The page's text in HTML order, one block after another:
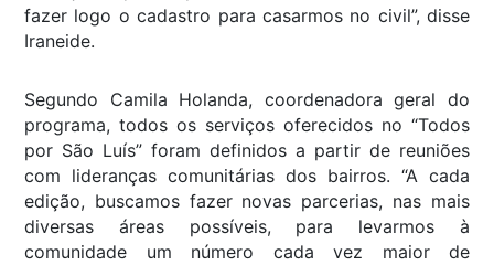
fazer logo o cadastro para casarmos no civil”, disse
Iraneide.
Segundo Camila Holanda, coordenadora geral do
programa, todos os serviços oferecidos no “Todos
por São Luís” foram definidos a partir de reuniões
com lideranças comunitárias dos bairros. “A cada
edição, buscamos fazer novas parcerias, nas mais
diversas áreas possíveis, para levarmos à
comunidade um número cada vez maior de